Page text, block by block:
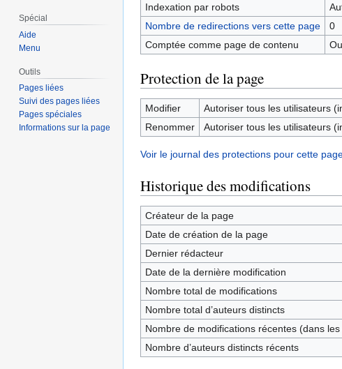
Indexation par robots
Nombre de redirections vers cette page
0
Comptée comme page de contenu
Protection de la page
Modifier
Autoriser tous les utilisateurs
Renommer
Autoriser tous les utilisateurs
Voir le journal des protections pour cette
Historique des modifications
Créateur de la page
Date de création de la page
Dernier rédacteur
Date de la dernière modification
Nombre total de modifications
Nombre total d’auteurs distincts
Nombre de modifications récentes (dans
Nombre d’auteurs distincts récents
Spécial
Aide
Menu
Outils
Pages liées
Suivi des pages liées
Pages spéciales
Informations sur la page